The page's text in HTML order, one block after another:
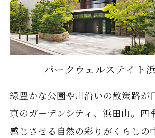
パークウェルステイト
緑豊かな公園や川沿いの散策路が
京のガーデンシティ、浜田山。四
感じさせる自然の彩りがくらしの